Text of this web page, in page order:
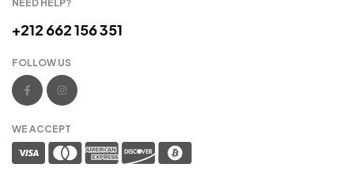
NEED HELP?
+212 662 156 351
FOLLOW US
WE ACCEPT